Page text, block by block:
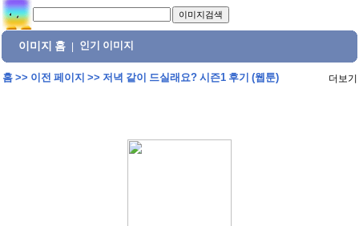
이미지 홈 인기 이미지
홈>> 이전 페이지 >> 저녁 같이 드실래요? 시즌1 후기 (웹툰) 더보기